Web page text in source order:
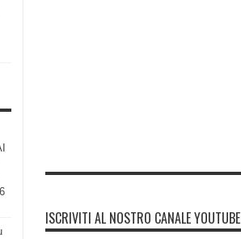
ISCRIVITI AL NOSTRO CANALE YOUTUBE